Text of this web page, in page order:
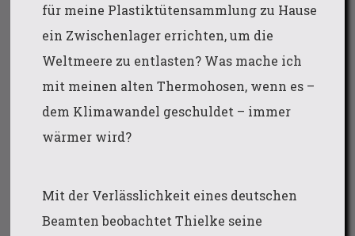
für meine Plastiktütensammlung zu Hause
ein Zwischenlager errichten, um die
Weltmeere zu entlasten? Was mache ich
mit meinen alten Thermohosen, wenn es –
dem Klimawandel geschuldet – immer
wärmer wird?
Mit der Verlässlichkeit eines deutschen
Beamten beobachtet Thielke seine